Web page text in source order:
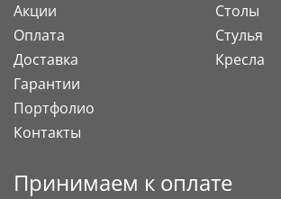
Акции
Оплата
Доставка
Гарантии
Портфолио
Контакты
Столы
Стулья
Кресла
Принимаем к оплате